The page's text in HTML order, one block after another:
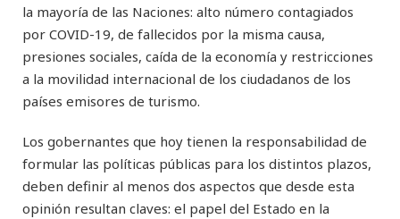
la mayoría de las Naciones: alto número contagiados
por COVID-19, de fallecidos por la misma causa,
presiones sociales, caída de la economía y restricciones
a la movilidad internacional de los ciudadanos de los
países emisores de turismo.
Los gobernantes que hoy tienen la responsabilidad de
formular las políticas públicas para los distintos plazos,
deben definir al menos dos aspectos que desde esta
opinión resultan claves: el papel del Estado en la